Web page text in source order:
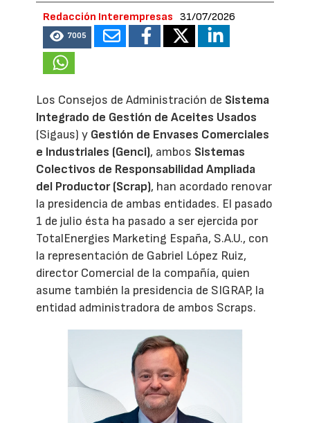
Redacción Interempresas 31/07/2026
7005
Los Consejos de Administración de Sistema
Integrado de Gestión de Aceites Usados
(Sigaus) y Gestión de Envases Comerciales
e Industriales (Genci), ambos Sistemas
Colectivos de Responsabilidad Ampliada
del Productor (Scrap), han acordado renovar
la presidencia de ambas entidades. El pasado
1 de julio ésta ha pasado a ser ejercida por
TotalEnergies Marketing España, S.A.U., con
la representación de Gabriel López Ruiz,
director Comercial de la compañía, quien
asume también la presidencia de SIGRAP, la
entidad administradora de ambos Scraps.